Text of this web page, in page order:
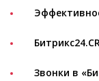
Звонки в